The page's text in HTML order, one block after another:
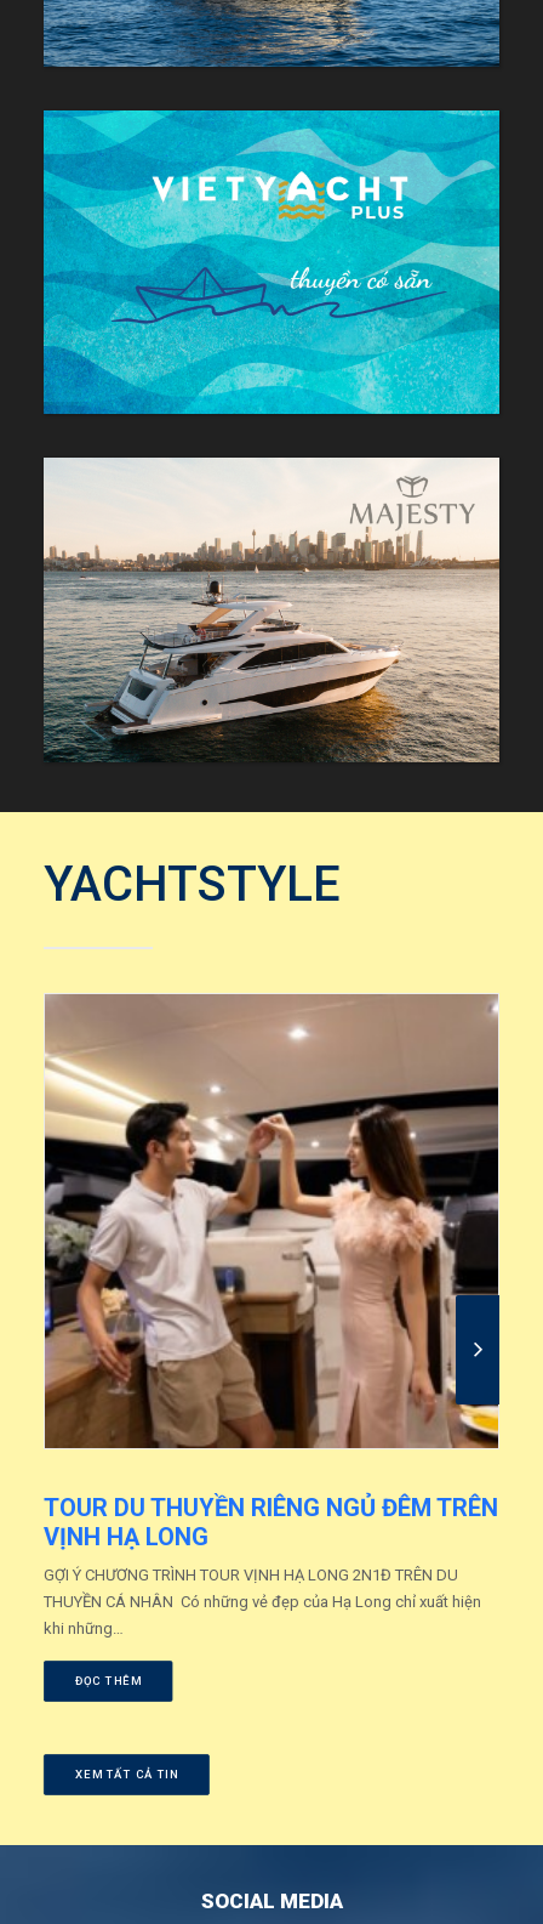
YACHTSTYLE
TOUR DU THUYỀN HẠ LONG 8 TIẾNG BẤT
TẬN
GỢI Ý CHƯƠNG TRÌNH DU THUYỀN RIÊNG TẠI HẠ LONG Nếu tour
2 giờ dành cho check-in và tour 4-6 giờ phù hợp để tham quan…
ĐỌC THÊM
XEM TẤT CẢ TIN
SOCIAL MEDIA